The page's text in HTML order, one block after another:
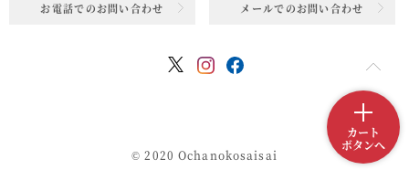
カート
ボタンへ
お電話でのお問い合わせ メールでのお問い合わせ
© 2020 Ochanokosaisai